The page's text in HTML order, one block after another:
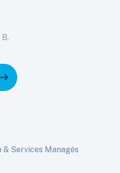
Services Managés